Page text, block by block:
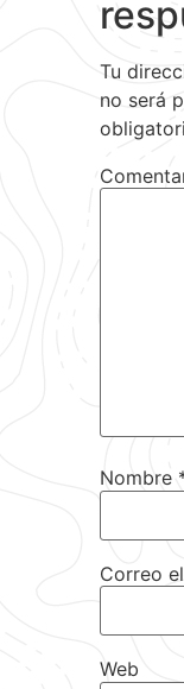
Tu
no será
Nombre
Correo
Web